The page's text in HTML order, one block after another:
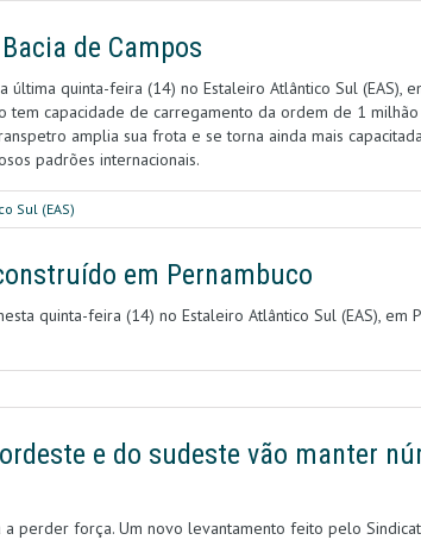
de Campos
quinta-feira (14) no Estaleiro Atlântico Sul (EAS),
tem capacidade de carregamento da ordem de 1
amplia sua frota e se torna ainda mais
padrões internacionais.
Sul (EAS)
em Pernambuco
quinta-feira (14) no Estaleiro Atlântico Sul (EAS), em
e do sudeste vão manter
perder força. Um novo levantamento feito pelo